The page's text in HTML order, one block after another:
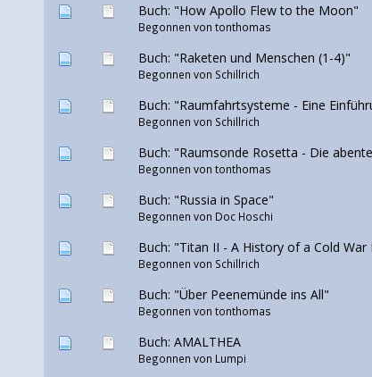
Buch: "How Apollo Flew to the Moon"
Begonnen von tonthomas
Buch: "Raketen und Menschen (1-4)"
Begonnen von Schillrich
Buch: "Raumfahrtsysteme - Eine
Begonnen von Schillrich
Buch: "Raumsonde Rosetta - Die
Begonnen von tonthomas
Buch: "Russia in Space"
Begonnen von Doc Hoschi
Buch: "Titan II - A History of a Cold
Begonnen von Schillrich
Buch: "Über Peenemünde ins All"
Begonnen von tonthomas
Buch: AMALTHEA
Begonnen von Lumpi